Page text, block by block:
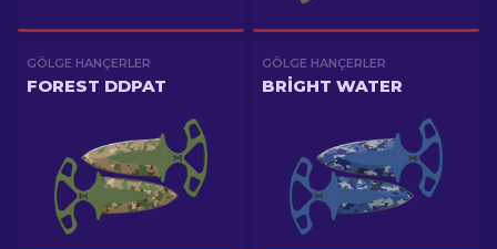
GÖLGE HANÇERLER
FOREST DDPAT
GÖLGE HANÇERLER
BRIGHT WATER